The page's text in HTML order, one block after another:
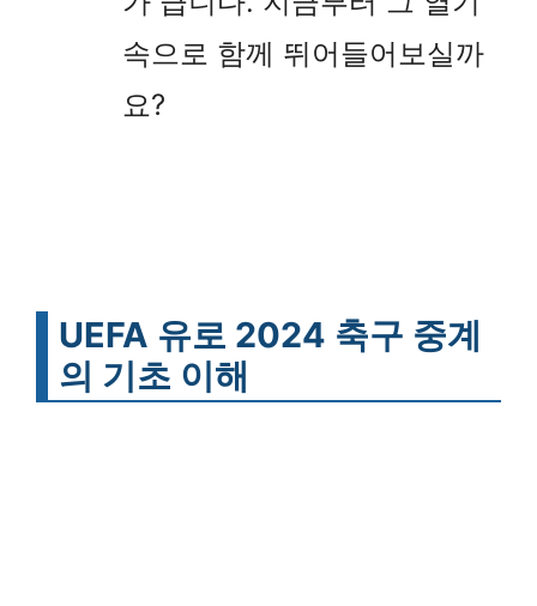
속으로 함께 뛰어들어보실까
요?
UEFA 유로 2024 축구 중계
의 기초 이해